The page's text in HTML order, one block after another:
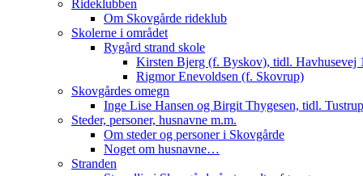
Rideklubben
Om Skovgårde rideklub
Skolerne i området
Rygård strand skole
Kirsten Bjerg (f. Byskov), tidl. Havhusevej 1
Rigmor Enevoldsen (f. Skovrup)
Skovgårdes omegn
Inge Lise Hansen og Birgit Thygesen, tidl. Tustrup
Steder, personer, husnavne m.m.
Om steder og personer i Skovgårde
Noget om husnavne…
Stranden